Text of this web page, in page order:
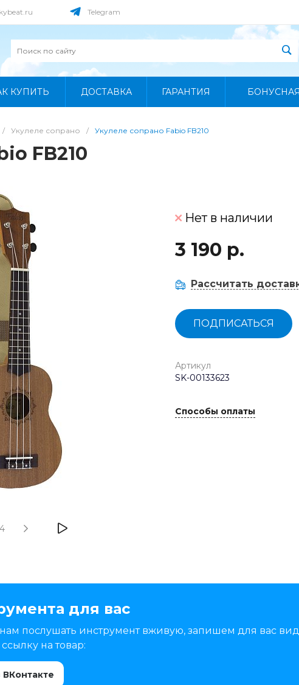
Telegram
КУПИТЬ ДОСТАВКА ГАРАНТИЯ
/ Укулеле сопрано / Укулеле сопрано Fabio FB210
FB210
4
Нет в наличии
3 190 р.
Рассчитать
ПОДПИСАТЬСЯ
Артикул
SK-00133623
Способы оплаты
для вас
послушать инструмент вживую, запишем для вас
на товар:
ВКонтакте